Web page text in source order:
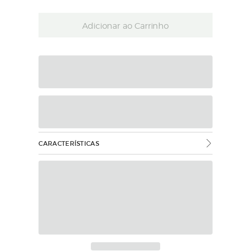
Adicionar ao Carrinho
CARACTERÍSTICAS